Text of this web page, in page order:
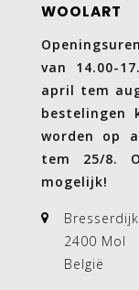
WOOLART
van 14.00-
april tem
bestelingen
worden op
tem 25/8.
mogelijk!
2400 Mol
België